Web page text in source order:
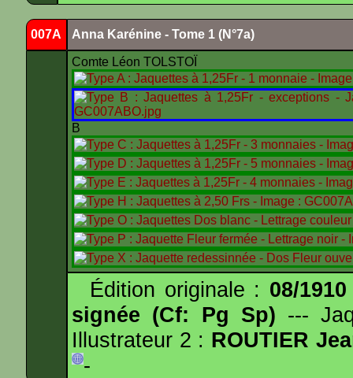
007A Anna Karénine - Tome 1 (N°7a)
Comte Léon TOLSTOÏ
B
Édition originale : 08/1910
signée (Cf: Pg Sp) ---
Illustrateur 2 : ROUTIER
-